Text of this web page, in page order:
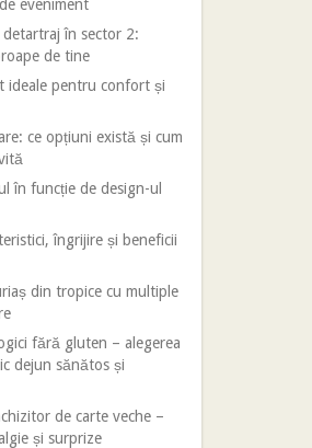
eveniment
în sector 2:
de tine
ideale pentru confort și
ce opțiuni există și cum
în funcție de design-ul
îngrijire și beneficii
din tropice cu multiple
fără gluten – alegerea
dejun sănătos și
de carte veche –
și surprize